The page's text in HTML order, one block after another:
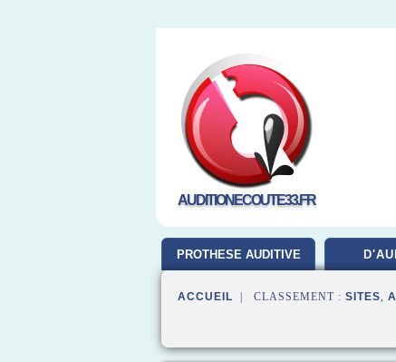
AUDITIONECOUTE33.FR
PROTHESE AUDITIVE
ACCUEIL | CLASSEMENT : SITES,